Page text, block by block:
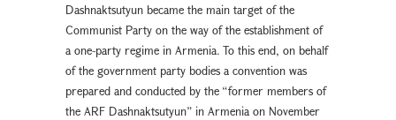
Dashnaktsutyun became the main target of the
Communist Party on the way of the establishment of
a one-party regime in Armenia. To this end, on behalf
of the government party bodies a convention was
prepared and conducted by the “former members of
the ARF Dashnaktsutyun” in Armenia on November